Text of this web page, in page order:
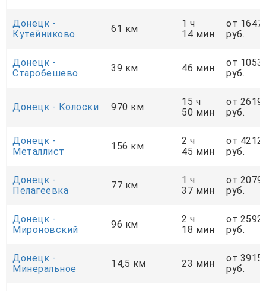
Донецк -
Кутейниково
61 км
1 ч
14 мин
от 1647
руб.
Донецк -
Старобешево
39 км 46 мин
от 1053
руб.
Донецк - Колоски 970 км
15 ч
50 мин
от
руб.
Донецк -
Металлист
156 км
2 ч
45 мин
от 4212
руб.
Донецк -
Пелагеевка
77 км
1 ч
37 мин
от 2079
руб.
Донецк -
Мироновский
96 км
2 ч
18 мин
от 2592
руб.
Донецк -
Минеральное
14,5 км 23 мин
от 3915
руб.